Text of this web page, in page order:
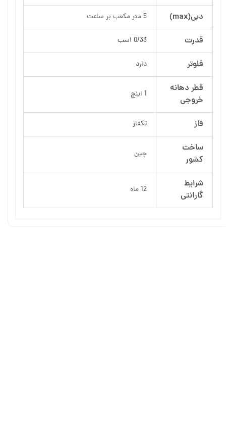
دبی(max) 5 متر مکعب بر ساعت
قدرت 0/33 اسب
فلوتر دارد
قطر دهانه
خروجی
1 اینچ
فاز تکفاز
ساخت
کشور
چین
شرایط
گارانتی
12 ماه